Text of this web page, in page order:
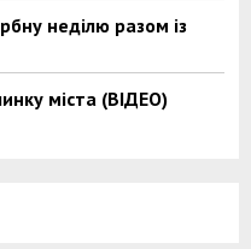
неділю разом із
міста (ВІДЕО)